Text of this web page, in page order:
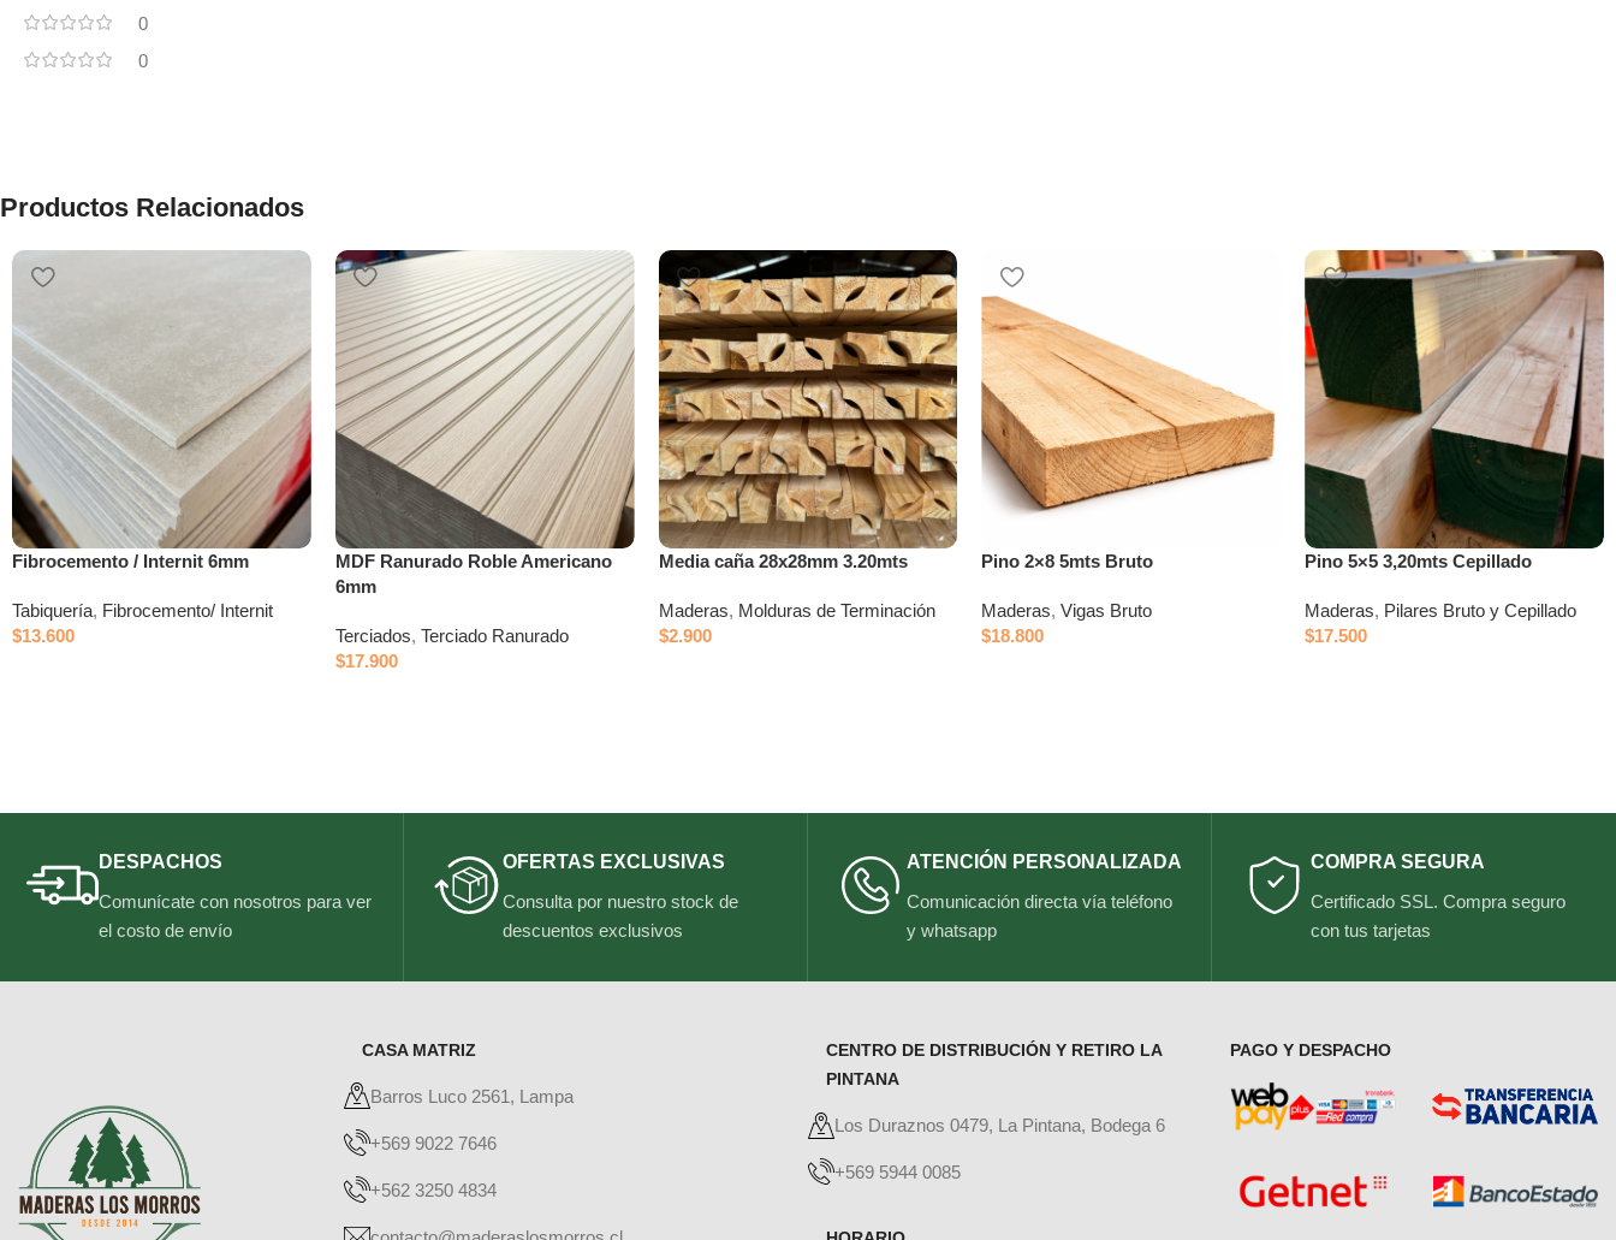
0
0
Productos Relacionados
Fibrocemento / Internit 6mm
Tabiquería, Fibrocemento/ Internit
$13.600
MDF Ranurado Roble Americano
6mm
Terciados, Terciado Ranurado
$17.900
Media caña 28x28mm 3.20mts
Maderas, Molduras de Terminación
$2.900
Pino 2×8 5mts Bruto
Maderas, Vigas Bruto
$18.800
Pino 5×5 3,20mts Cepillado
Maderas, Pilares Bruto y Cepillado
$17.500
DESPACHOS
Comunícate con nosotros para ver
el costo de envío
OFERTAS EXCLUSIVAS
Consulta por nuestro stock de
descuentos exclusivos
ATENCIÓN PERSONALIZADA
Comunicación directa vía teléfono
y whatsapp
COMPRA SEGURA
Certificado SSL. Compra seguro
con tus tarjetas
CASA MATRIZ
Barros Luco 2561, Lampa
+569 9022 7646
+562 3250 4834
CENTRO DE DISTRIBUCIÓN Y RETIRO LA
PINTANA
Los Duraznos 0479, La Pintana, Bodega 6
+569 5944 0085
PAGO Y DESPACHO